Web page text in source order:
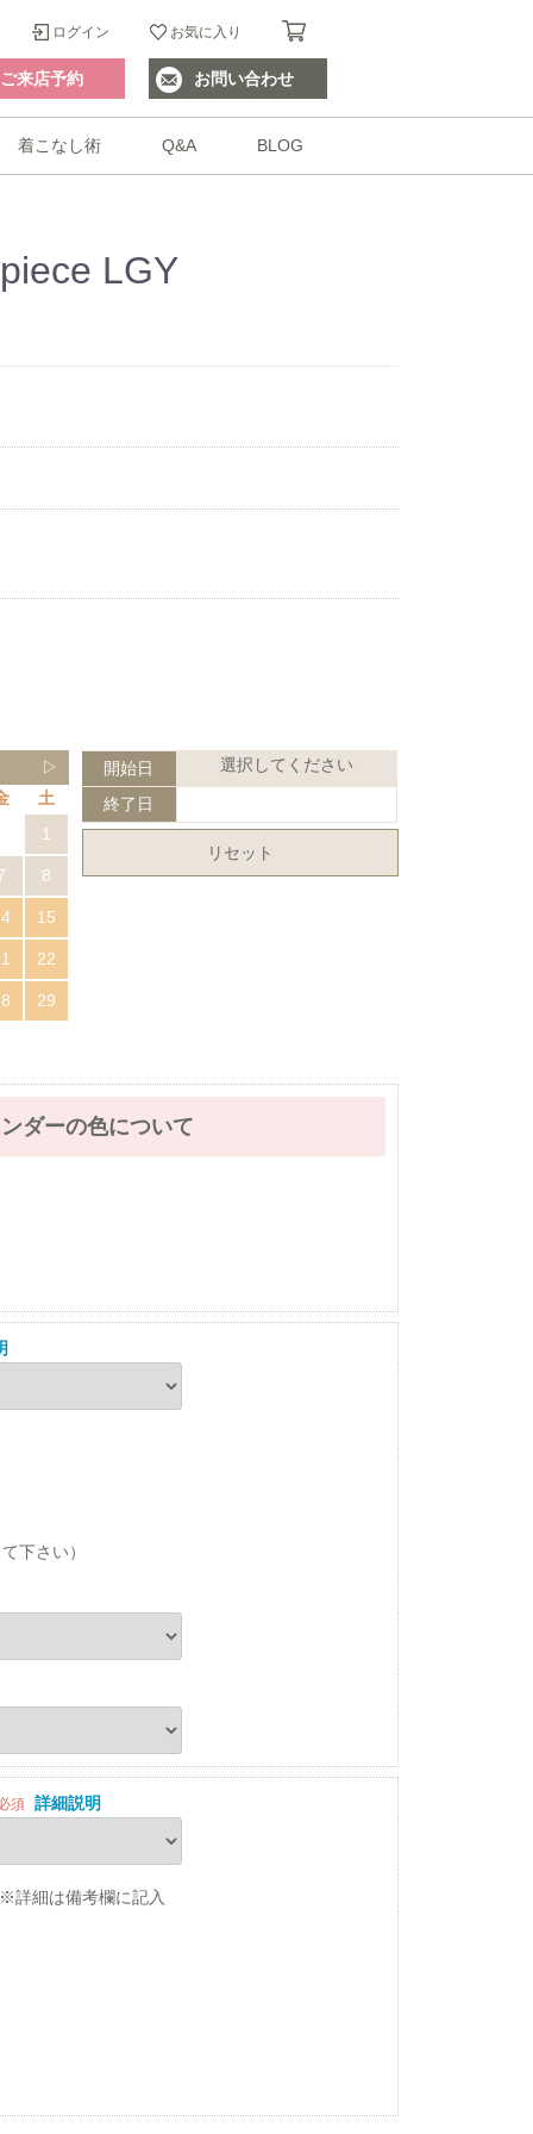
ログイン お気に入り
ご来店予約 お問い合わせ
着こなし術 Q&A BLOG
LGY
▷
土
1
8
15
22
29
開始日 選択してください
終了日
リセット
ダーの色について
下さい）
須 詳細説明
細は備考欄に記入